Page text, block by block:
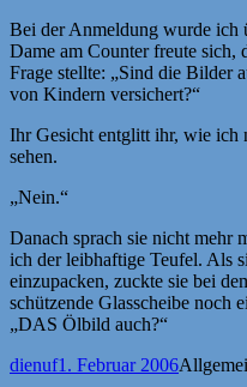
Bei der Anmeldung wurde ich
Dame am Counter freute sich,
Frage stellte: „Sind die Bilder
von Kindern versichert?“
Ihr Gesicht entglitt ihr, wie ich
sehen.
„Nein.“
Danach sprach sie nicht mehr
ich der leibhaftige Teufel. Als
einzupacken, zuckte sie bei
schützende Glasscheibe noch
„DAS Ölbild auch?“
Autor
dienufVeröffentlicht
1. Februar 2006